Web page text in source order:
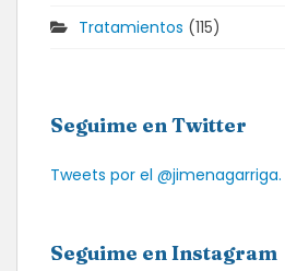
Tratamientos (115)
Seguime en Twitter
Tweets por el @jimenagarriga.
Seguime en Instagram